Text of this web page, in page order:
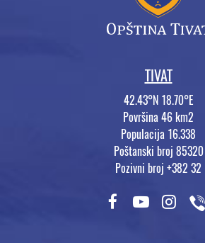
TIVAT
42.43°N 18.70°E
Površina 46 km2
Populacija 16.338
Poštanski broj 85320
Pozivni broj +382 32